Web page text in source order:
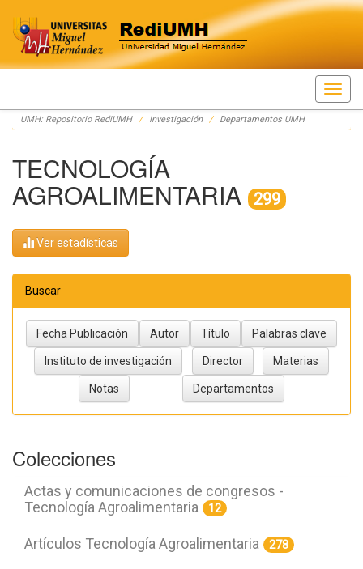
Skip
navigation
UMH: Repositorio RediUMH Investigación Departamentos UMH
TECNOLOGÍA
AGROALIMENTARIA 299
Ver estadísticas
Buscar
Colecciones
Actas y comunicaciones de congresos -
Tecnología Agroalimentaria
12
Artículos Tecnología Agroalimentaria 278